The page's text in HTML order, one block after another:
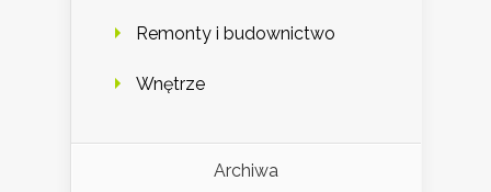
Remonty i budownictwo
Wnętrze
Archiwa